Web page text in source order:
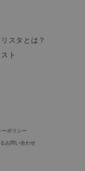
スタとは？
ト
ーポリシー
お問い合わせ